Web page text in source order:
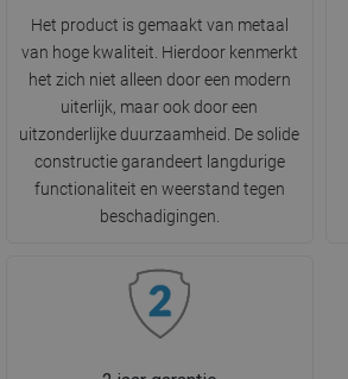
Het product is gemaakt van metaal
van hoge kwaliteit. Hierdoor kenmerkt
het zich niet alleen door een modern
uiterlijk, maar ook door een
uitzonderlijke duurzaamheid. De solide
constructie garandeert langdurige
functionaliteit en weerstand tegen
beschadigingen.